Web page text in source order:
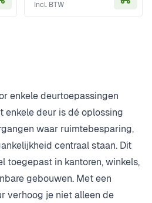
In Winkelwagen
enkele deurtoepassingen
enkele deur is dé oplossing
waar ruimtebesparing,
centraal staan. Dit
toegepast in kantoren, winkels,
gebouwen. Met een
verhoog je niet alleen de